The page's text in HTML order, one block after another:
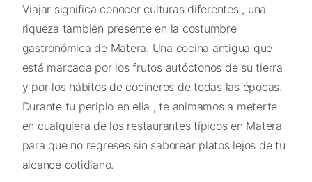
Viajar significa conocer culturas diferentes , una
riqueza también presente en la costumbre
gastronómica de Matera. Una cocina antigua que
está marcada por los frutos autóctonos de su tierra
y por los hábitos de cocineros de todas las épocas.
Durante tu periplo en ella , te animamos a meterte
en cualquiera de los restaurantes típicos en Matera
para que no regreses sin saborear platos lejos de tu
alcance cotidiano.